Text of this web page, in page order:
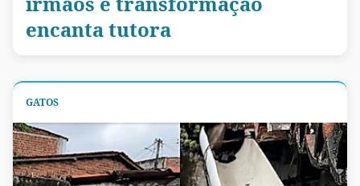
encanta tutora
GATOS